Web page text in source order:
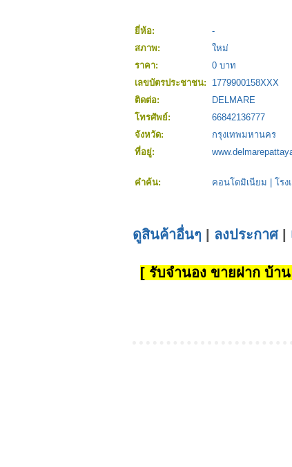
ยี่ห้อ: -
สภาพ:
ใหม่
ราคา:
0 บาท
เลขบัตรประชาชน:
1779900158XXX
ติดต่อ:
DELMARE
โทรศัพย์:
66842136777
จังหวัด:
กรุงเทพมหานคร
ที่อยู่:
คำค้น: คอนโดมิเนียม โรง
ดูสินค้าอื่นๆ ลงประกาศ|
[ รับจำนอง ขายฝาก บ้า